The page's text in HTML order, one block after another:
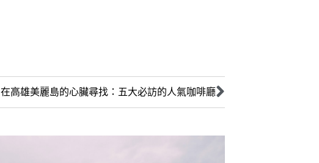
在高雄美麗島的心臟尋找：五大必訪的人氣咖啡廳